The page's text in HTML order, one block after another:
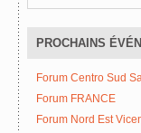
PROCHAINS
Forum Centro Sud
Forum FRANCE
Forum Nord Est